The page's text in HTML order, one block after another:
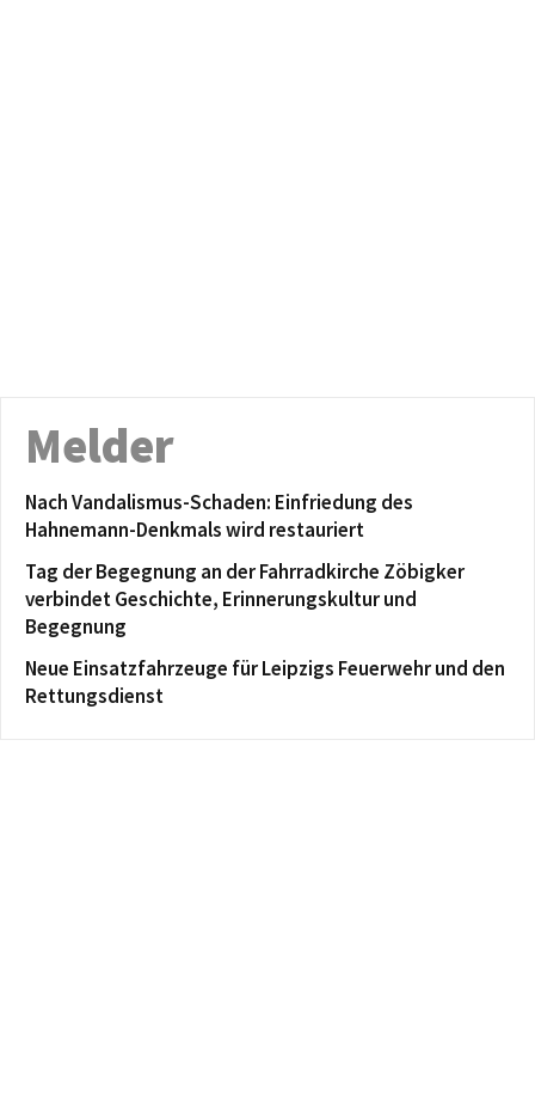
Melder
Nach Vandalismus-Schaden: Einfriedung des
Hahnemann-Denkmals wird restauriert
Tag der Begegnung an der Fahrradkirche Zöbigker
verbindet Geschichte, Erinnerungskultur und
Begegnung
Neue Einsatzfahrzeuge für Leipzigs Feuerwehr und den
Rettungsdienst